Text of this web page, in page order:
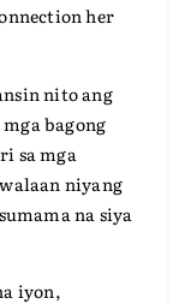
her
nito ang
bagong
sa mga
niyang
na siya
iyon,